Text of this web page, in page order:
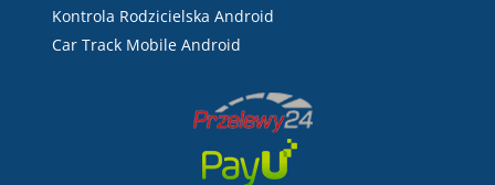
Kontrola Rodzicielska Android
Car Track Mobile Android